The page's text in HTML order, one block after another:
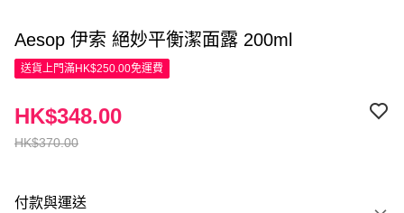
Aesop 伊索 絕妙平衡潔面露 200ml
送貨上門滿HK$250.00免運費
HK$370.00
HK$348.00
付款與運送